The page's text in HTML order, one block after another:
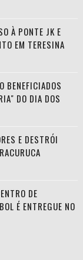
À PONTE JK E
EM TERESINA
BENEFICIADOS
DO DIA DOS
E DESTRÓI
DE
É ENTREGUE NO